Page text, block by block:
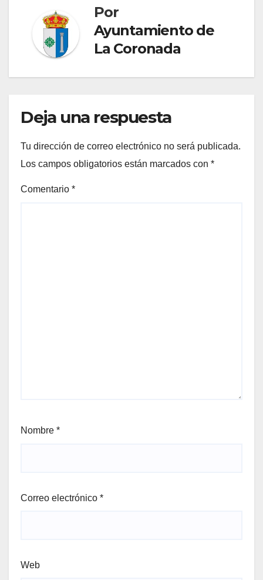
Por
Ayuntamiento de
La Coronada
Deja una respuesta
Tu dirección de correo electrónico no será publicada.
Los campos obligatorios están marcados con *
Comentario *
Nombre *
Correo electrónico *
Web